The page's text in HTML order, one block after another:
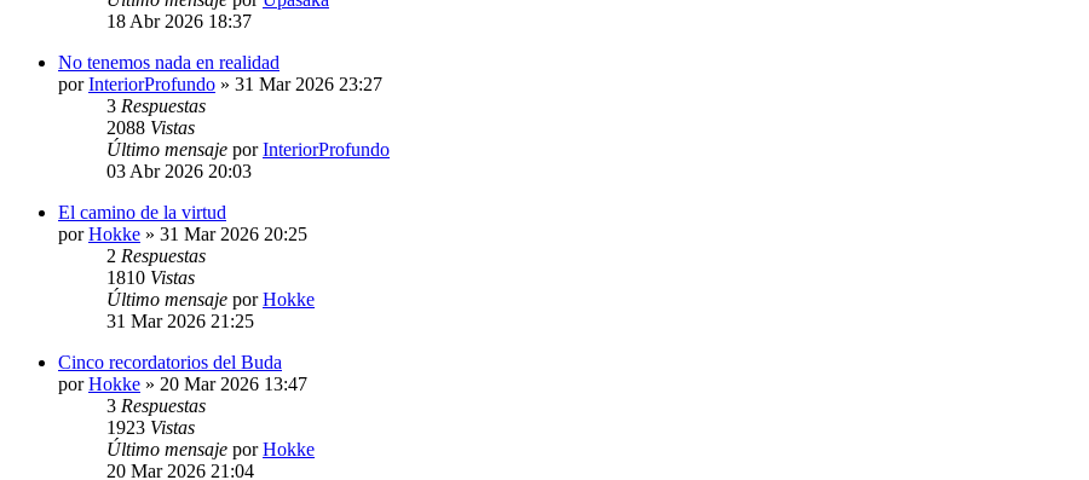
18 Abr 2026 18:37
No tenemos nada en realidad
porInteriorProfundo » 31 Mar 2026 23:27
3 Respuestas
2088 Vistas
Último mensaje porInteriorProfundo
03 Abr 2026 20:03
El camino de la virtud
porHokke » 31 Mar 2026 20:25
2 Respuestas
1810 Vistas
Último mensaje porHokke
31 Mar 2026 21:25
Cinco recordatorios del Buda
porHokke » 20 Mar 2026 13:47
3 Respuestas
1923 Vistas
Último mensaje porHokke
20 Mar 2026 21:04